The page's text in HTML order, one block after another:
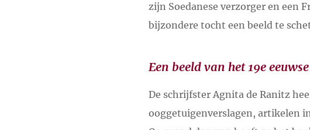
zijn Soedanese verzorger en een
bijzondere tocht een beeld te
Een beeld van het 19e
De schrijfster Agnita de Ranitz
ooggetuigenverslagen, artikelen